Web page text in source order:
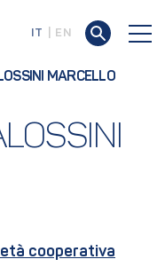
IT EN
MARCELLO
cooperativa